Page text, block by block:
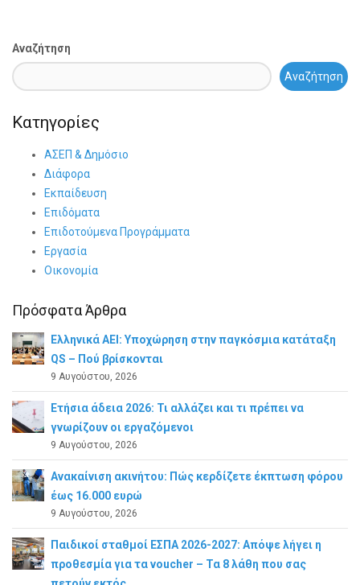
Αναζήτηση
Αναζήτηση
Κατηγορίες
ΑΣΕΠ & Δημόσιο
Διάφορα
Εκπαίδευση
Επιδόματα
Επιδοτούμενα Προγράμματα
Εργασία
Οικονομία
Πρόσφατα Άρθρα
Ελληνικά ΑΕΙ: Υποχώρηση στην παγκόσμια κατάταξη
QS – Πού βρίσκονται
9 Αυγούστου, 2026
Ετήσια άδεια 2026: Τι αλλάζει και τι πρέπει να
γνωρίζουν οι εργαζόμενοι
9 Αυγούστου, 2026
Ανακαίνιση ακινήτου: Πώς κερδίζετε έκπτωση φόρου
έως 16.000 ευρώ
9 Αυγούστου, 2026
Παιδικοί σταθμοί ΕΣΠΑ 2026-2027: Απόψε λήγει η
προθεσμία για τα voucher – Τα 8 λάθη που σας